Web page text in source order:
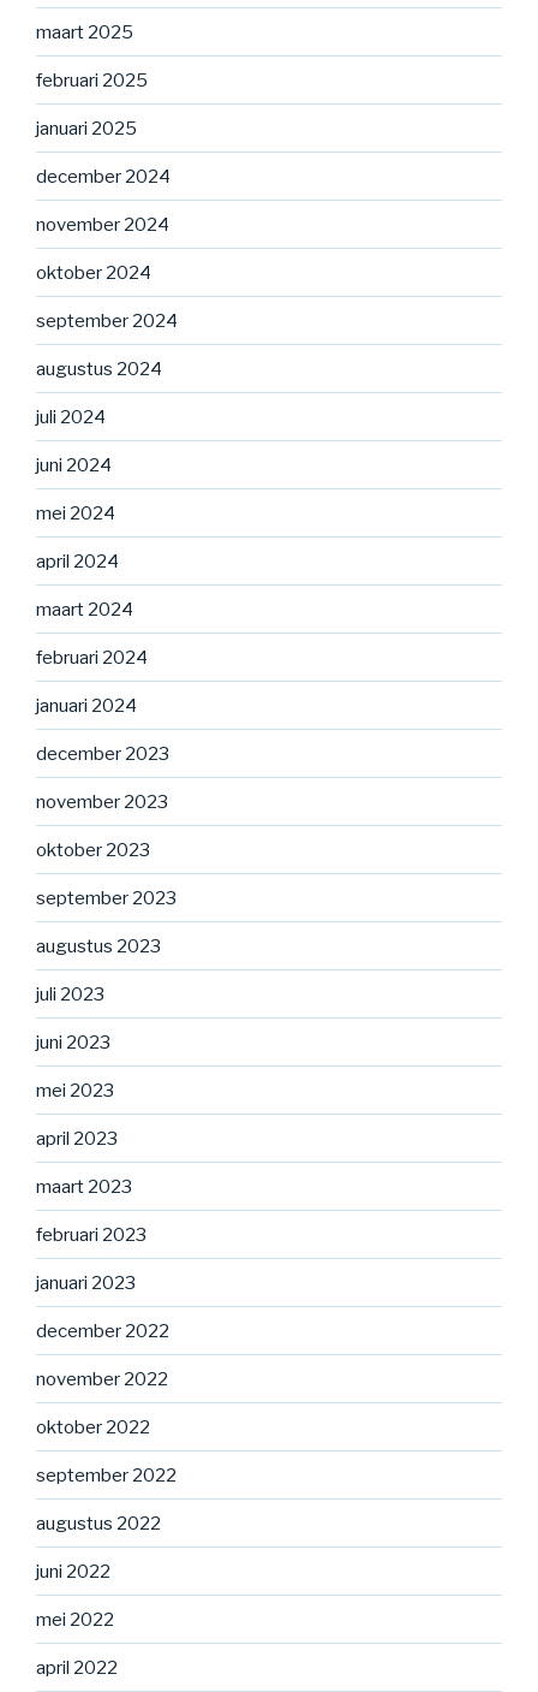
maart 2025
februari 2025
januari 2025
december 2024
november 2024
oktober 2024
september 2024
augustus 2024
juli 2024
juni 2024
mei 2024
april 2024
maart 2024
februari 2024
januari 2024
december 2023
november 2023
oktober 2023
september 2023
augustus 2023
juli 2023
juni 2023
mei 2023
april 2023
maart 2023
februari 2023
januari 2023
december 2022
november 2022
oktober 2022
september 2022
augustus 2022
juni 2022
mei 2022
april 2022